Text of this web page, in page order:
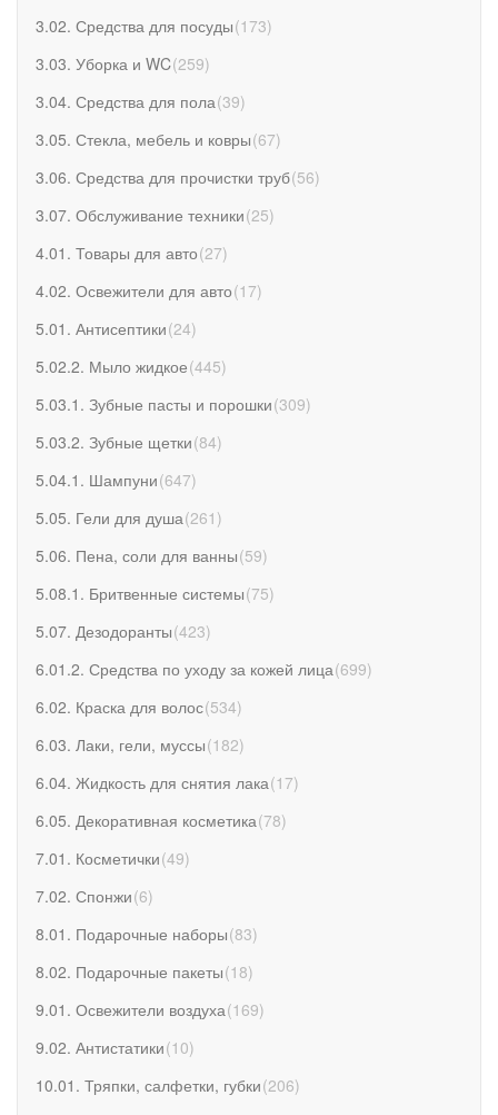
3.02. Средства для посуды(173)
3.03. Уборка и WC(259)
3.04. Средства для пола(39)
3.05. Стекла, мебель и ковры(67)
3.06. Средства для прочистки труб(56)
3.07. Обслуживание техники(25)
4.01. Товары для авто(27)
4.02. Освежители для авто(17)
5.01. Антисептики(24)
5.02.2. Мыло жидкое(445)
5.03.1. Зубные пасты и порошки(309)
5.03.2. Зубные щетки(84)
5.04.1. Шампуни(647)
5.05. Гели для душа(261 )
5.06. Пена, соли для ванны(59)
5.08.1. Бритвенные системы(75)
5.07. Дезодоранты(423)
6.01.2. Средства по уходу за кожей лица(699)
6.02. Краска для волос(534)
6.03. Лаки, гели, муссы(182)
6.04. Жидкость для снятия лака(17)
6.05. Декоративная косметика(78)
7.01. Косметички(49)
7.02. Спонжи(6)
8.01. Подарочные наборы(83)
8.02. Подарочные пакеты(18)
9.01. Освежители воздуха(169)
9.02. Антистатики(10)
10.01. Тряпки, салфетки, губки(206)